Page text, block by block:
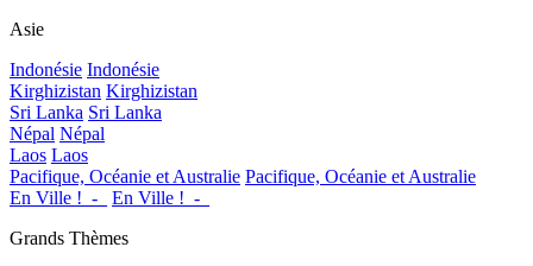
Asie
Indonésie Indonésie
Kirghizistan Kirghizistan
Sri Lanka Sri Lanka
Népal Népal
Laos Laos
Pacifique, Océanie et Australie Pacifique, Océanie et Australie
En Ville !_-_
En Ville !_-_
Grands Thèmes